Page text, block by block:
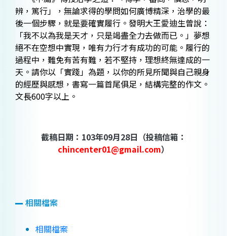
辨，篤行」，無論求得的學問如何廣博精深，治學的最
後一個步驟，就是要確實履行。發明大王愛迪生曾說：
「我不以為我是天才，只是竭盡全力去做而已。」夢想
絕不在空想中實現，唯有力行才有成功的可能。履行的
過程中，難免有苦有難，若不堅持，理想終無達成的一
天。請你以「實踐」為題，以你的所見所聞與自己親身
的經歷與感想，書寫一篇首尾俱足，結構完整的作文。
文長600字以上。
截稿日期：103年09月28日（投稿信箱：
chincenter01@gmail.com）
相關檔案
相關檔案